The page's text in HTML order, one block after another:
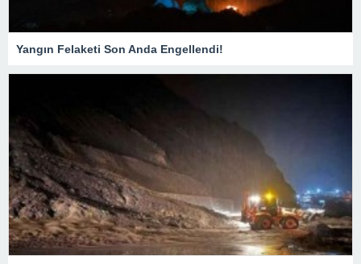
Yangın Felaketi Son Anda Engellendi!